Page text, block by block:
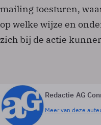
mailing toesturen,
op welke wijze en
zich bij de actie
Redactie AG
Meer van deze